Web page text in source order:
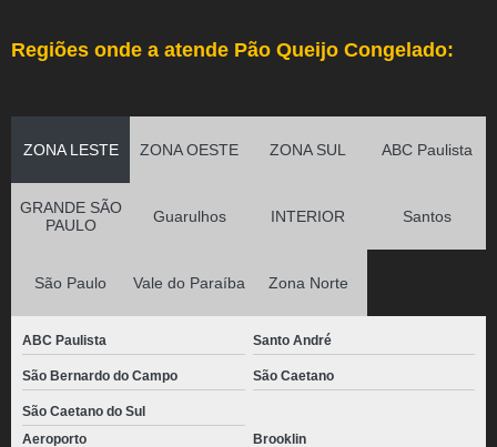
Regiões onde a atende Pão Queijo Congelado:
ZONA LESTE ZONA OESTE ZONA SUL ABC Paulista
GRANDE SÃO
PAULO
Guarulhos INTERIOR Santos
São Paulo Vale do Paraíba Zona Norte
ABC Paulista Santo André
São Bernardo do Campo São Caetano
São Caetano do Sul
Aeroporto
Brooklin